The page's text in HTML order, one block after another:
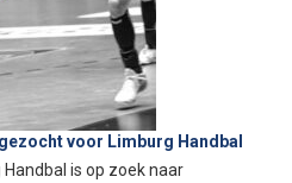
voor Limburg Handbal
Handbal is op zoek naar